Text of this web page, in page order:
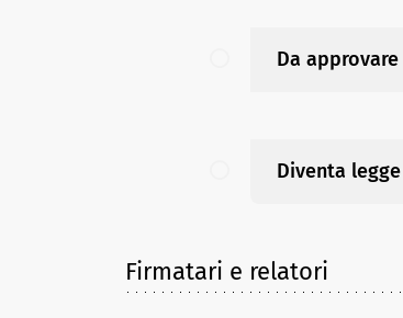
Da approvare
Diventa legge
Firmatari e relatori